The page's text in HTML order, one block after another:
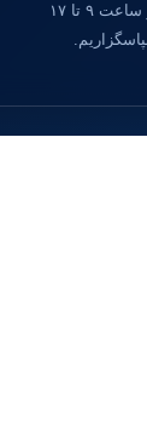
۹ تا ۱۷